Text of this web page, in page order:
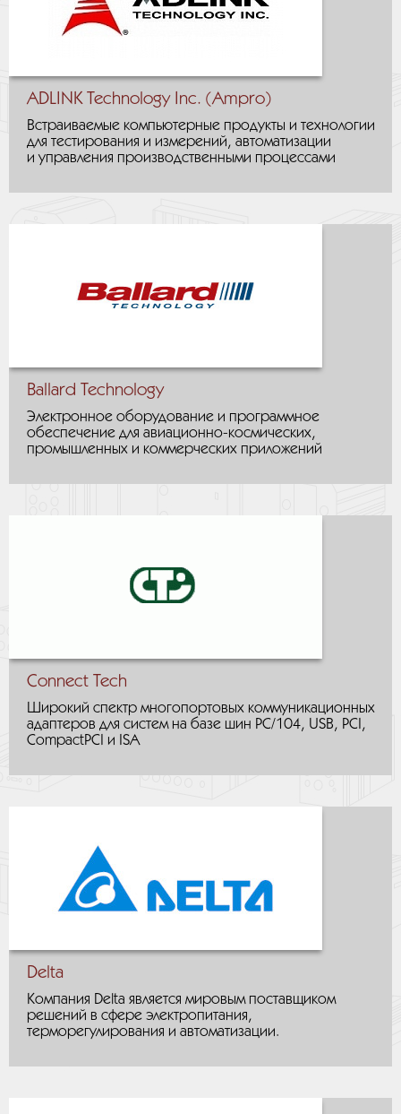
ADLINK Technology Inc. (Ampro)
Встраиваемые компьютерные продукты и технологии
для тестирования и измерений, автоматизации
и управления производственными процессами
Ballard Technology
Электронное оборудование и программное
обеспечение для авиационно-космических,
промышленных и коммерческих приложений
Connect Tech
Широкий спектр многопортовых коммуникационных
адаптеров для систем на базе шин PC/104, USB, PCI,
CompactPCI и ISA
Delta
Компания Delta является мировым поставщиком
решений в сфере электропитания,
терморегулирования и автоматизации.